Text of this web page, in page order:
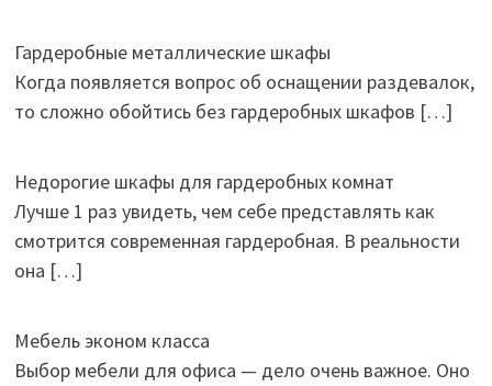
Гардеробные металлические шкафы
Когда появляется вопрос об оснащении раздевалок,
то сложно обойтись без гардеробных шкафов […]
Недорогие шкафы для гардеробных комнат
Лучше 1 раз увидеть, чем себе представлять как
смотрится современная гардеробная. В реальности
она […]
Мебель эконом класса
Выбор мебели для офиса — дело очень важное. Оно